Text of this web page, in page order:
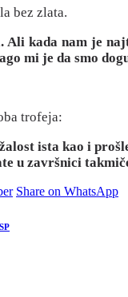
bez zlata.
Ali kada nam je
mi je da smo
trofeja:
ista kao i
u završnici
Share on WhatsApp